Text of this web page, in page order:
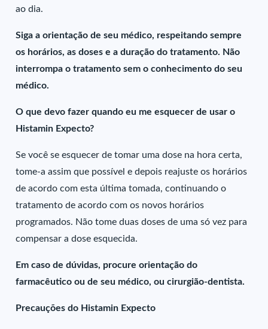
ao dia.
Siga a orientação de seu médico, respeitando sempre
os horários, as doses e a duração do tratamento. Não
interrompa o tratamento sem o conhecimento do seu
médico.
O que devo fazer quando eu me esquecer de usar o
Histamin Expecto?
Se você se esquecer de tomar uma dose na hora certa,
tome-a assim que possível e depois reajuste os horários
de acordo com esta última tomada, continuando o
tratamento de acordo com os novos horários
programados. Não tome duas doses de uma só vez para
compensar a dose esquecida.
Em caso de dúvidas, procure orientação do
farmacêutico ou de seu médico, ou cirurgião-dentista.
Precauções do Histamin Expecto